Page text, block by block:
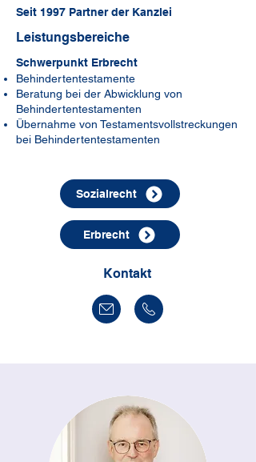
Seit 1997 Partner der Kanzlei
Leistungsbereiche
Schwerpunkt Erbrecht
Behindertentestamente
Beratung bei der Abwicklung von
Behindertentestamenten
Übernahme von Testamentsvollstreckungen
bei Behindertentestamenten
Sozialrecht
Erbrecht
Kontakt